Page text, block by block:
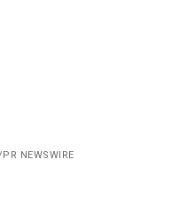
NEWSWIRE